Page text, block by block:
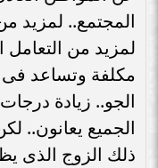
المجتمع.. لمزيد
لمزيد من التعامل
مكلفة وتساعد
الجو.. زيادة
الجميع يعانون..
ذلك الزوج الذى